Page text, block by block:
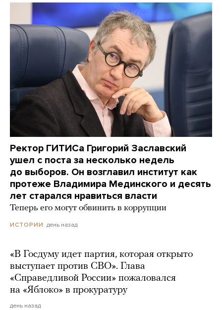
Ректор ГИТИСа Григорий Заславский
ушел с поста за несколько недель
до выборов. Он возглавил институт как
протеже Владимира Мединского и десять
лет старался нравиться власти
Теперь его могут обвинить в коррупции
ИСТОРИИ день назад
«В Госдуму идет партия, которая открыто
выступает против СВО». Глава
«Справедливой России» пожаловался
на «Яблоко» в прокуратуру
день назад